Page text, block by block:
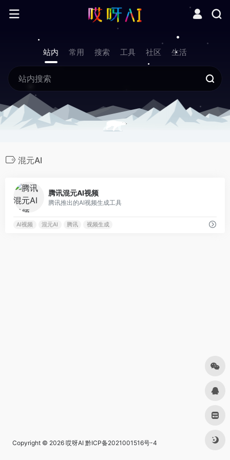
站内 常用 搜索 工具 社区 生活
混元AI
腾讯混元AI视频
腾讯推出的AI视频生成工具
AI视频 混元AI 腾讯 视频生成
Copyright © 2026 哎呀AI 黔ICP备2021001516号-4